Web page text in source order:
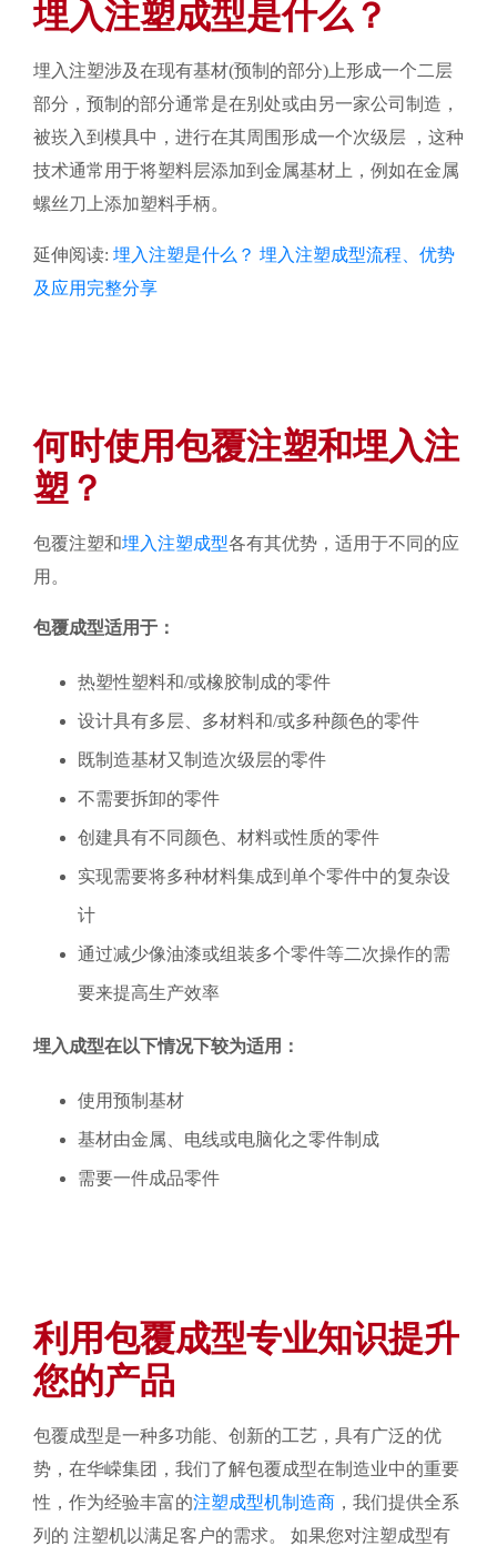
埋入注塑成型是什么？
埋入注塑涉及在现有基材(预制的部分)上形成一个二层
部分，预制的部分通常是在别处或由另一家公司制造，
被崁入到模具中，进行在其周围形成一个次级层 ，这种
技术通常用于将塑料层添加到金属基材上，例如在金属
螺丝刀上添加塑料手柄。
延伸阅读: 埋入注塑是什么？ 埋入注塑成型流程、优势
及应用完整分享
何时使用包覆注塑和埋入注
塑？
包覆注塑和埋入注塑成型各有其优势，适用于不同的应
用。
包覆成型适用于：
热塑性塑料和/或橡胶制成的零件
设计具有多层、多材料和/或多种颜色的零件
既制造基材又制造次级层的零件
不需要拆卸的零件
创建具有不同颜色、材料或性质的零件
实现需要将多种材料集成到单个零件中的复杂设
计
通过减少像油漆或组装多个零件等二次操作的需
要来提高生产效率
埋入成型在以下情况下较为适用：
使用预制基材
基材由金属、电线或电脑化之零件制成
需要一件成品零件
利用包覆成型专业知识提升
您的产品
包覆成型是一种多功能、创新的工艺，具有广泛的优
势，在华嵘集团，我们了解包覆成型在制造业中的重要
性，作为经验丰富的注塑成型机制造商 ，我们提供全系
列的 注塑机以满足客户的需求。 如果您对注塑成型有